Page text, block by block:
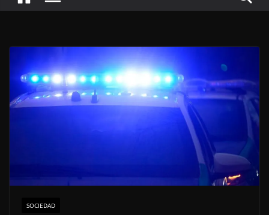
SOCIEDAD